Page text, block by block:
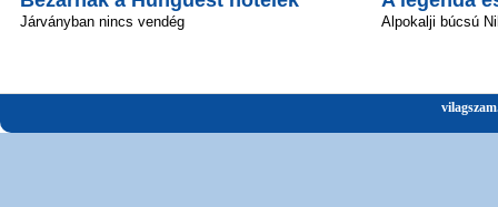
Járványban nincs vendég Alpokalji búcsú